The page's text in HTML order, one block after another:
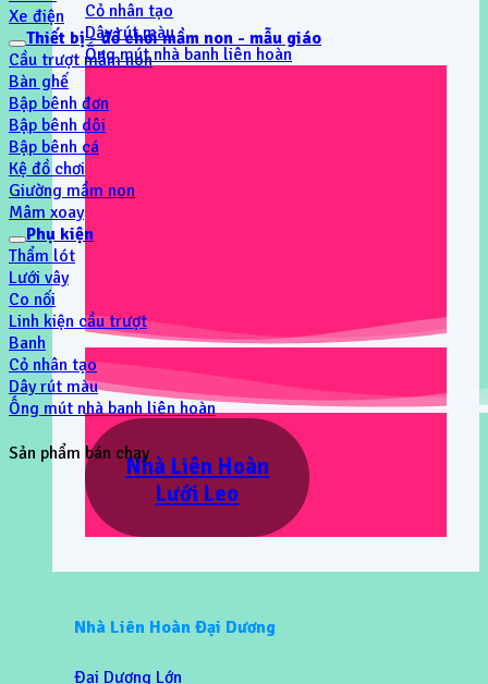
Cỏ nhân tạo
Dây rút màu
Ống mút nhà banh liên hoàn
Nhà Liên Hoàn
Lưới Leo
Nhà Liên Hoàn Đại Dương
Đại Dương Lớn
Xe điện
Thiết bị - đồ chơi mầm non - mẫu giáo
Cầu trượt mầm non
Bàn ghế
Bập bênh đơn
Bập bênh dôi
Bập bênh cá
Kệ đồ chơi
Giường mầm non
Mâm xoay
Phụ kiện
Thẩm lót
Lưới vây
Co nối
Linh kiện cầu trượt
Banh
Cỏ nhân tạo
Dây rút màu
Ống mút nhà banh liên hoàn
Sản phẩm bán chạy